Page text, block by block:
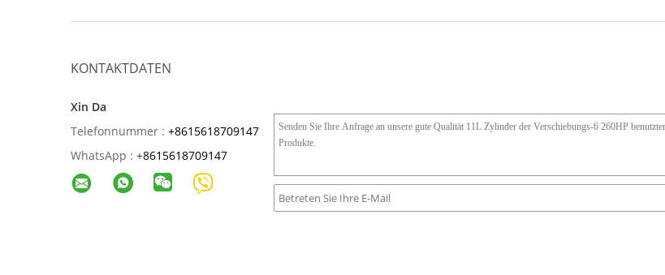
KONTAKTDATEN
Xin Da
Telefonnummer : +8615618709147
WhatsApp : +8615618709147